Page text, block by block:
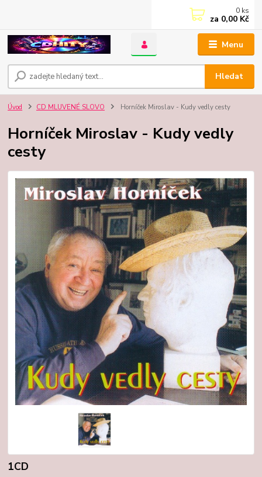
Menu
Hledat
0 ks
za 0,00 Kč
Úvod CD MLUVENÉ SLOVO Horníček Miroslav - Kudy vedly cesty
Horníček Miroslav - Kudy vedly
cesty
1CD